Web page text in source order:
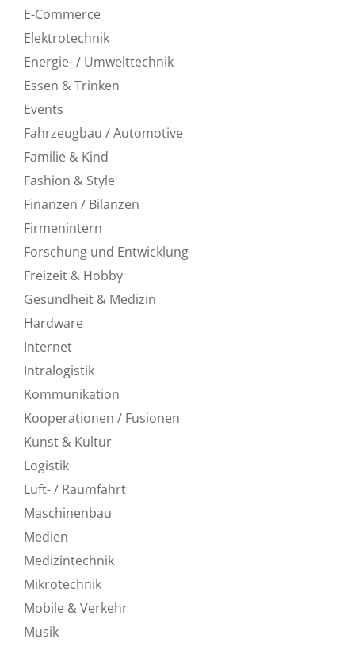
E-Commerce
Elektrotechnik
Energie- / Umwelttechnik
Essen & Trinken
Events
Fahrzeugbau / Automotive
Familie & Kind
Fashion & Style
Finanzen / Bilanzen
Firmenintern
Forschung und Entwicklung
Freizeit & Hobby
Gesundheit & Medizin
Hardware
Internet
Intralogistik
Kommunikation
Kooperationen / Fusionen
Kunst & Kultur
Logistik
Luft- / Raumfahrt
Maschinenbau
Medien
Medizintechnik
Mikrotechnik
Mobile & Verkehr
Musik